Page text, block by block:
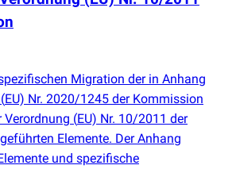
Migration der in Anhang
(EU) Nr. 2020/1245 der Kommission
Verordnung (EU) Nr. 10/2011 der
Elemente. Der Anhang
und spezifische